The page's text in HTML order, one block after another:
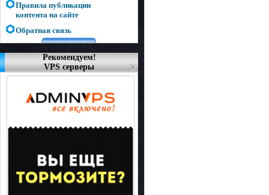
Правила публикации
контента на сайте
Обратная связь
Рекомендуем!
VPS серверы